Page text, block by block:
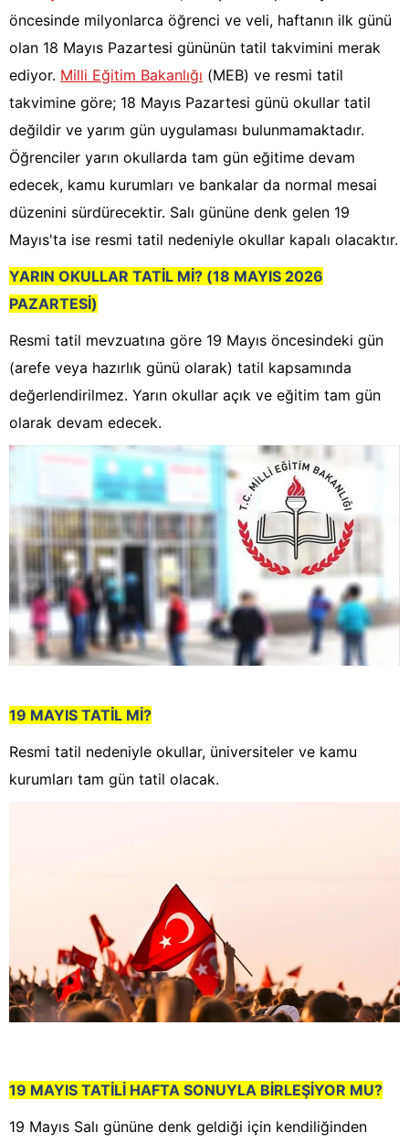
öncesinde milyonlarca öğrenci ve veli, haftanın ilk günü
olan 18 Mayıs Pazartesi gününün tatil takvimini merak
ediyor. Milli Eğitim Bakanlığı (MEB) ve resmi tatil
takvimine göre; 18 Mayıs Pazartesi günü okullar tatil
değildir ve yarım gün uygulaması bulunmamaktadır.
Öğrenciler yarın okullarda tam gün eğitime devam
edecek, kamu kurumları ve bankalar da normal mesai
düzenini sürdürecektir. Salı gününe denk gelen 19
Mayıs'ta ise resmi tatil nedeniyle okullar kapalı olacaktır.
YARIN OKULLAR TATİL Mİ? (18 MAYIS 2026
PAZARTESİ)
Resmi tatil mevzuatına göre 19 Mayıs öncesindeki gün
(arefe veya hazırlık günü olarak) tatil kapsamında
değerlendirilmez. Yarın okullar açık ve eğitim tam gün
olarak devam edecek.
19 MAYIS TATİL Mİ?
Resmi tatil nedeniyle okullar, üniversiteler ve kamu
kurumları tam gün tatil olacak.
19 MAYIS TATİLİ HAFTA SONUYLA BİRLEŞİYOR MU?
19 Mayıs Salı gününe denk geldiği için kendiliğinden